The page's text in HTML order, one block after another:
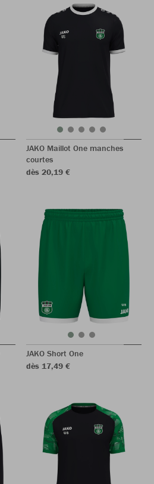
JAKO Maillot One manches
courtes
dès 20,19 €
JAKO Short One
dès 17,49 €